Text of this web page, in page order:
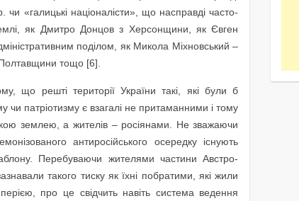
«галицькі націоналісти», що насправді часто-
як Дмитро Донцов з Херсонщини, як Євген
поділом, як Микола Міхновський –
тощо [6].
що решті території України такі, які були б
чи патріотизму є взагалі не притаманними і тому
землею, а жителів – росіянами. Не зважаючи
антиросійського осередку існують
Перебуваючи жителями частини Австро-
такого тиску як їхні побратими, які жили
про це свідчить навіть система ведення